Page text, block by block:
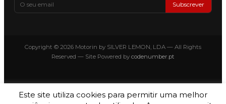
Subscrever
Copyright © 2026 Motorin by SILVER LEMON, LDA — All Rights
Reserved — Site Powered by codenumber.pt
Este site utiliza cookies para permitir uma melhor